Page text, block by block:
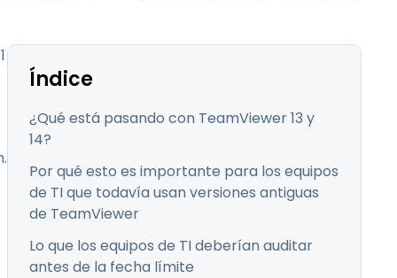
los
ภาษาไทย
Índice
¿Qué está pasando con TeamViewer 13 y
14?
Por qué esto es importante para los equipos
de TI que todavía usan versiones antiguas
de TeamViewer
Lo que los equipos de TI deberían auditar
antes de la fecha límite